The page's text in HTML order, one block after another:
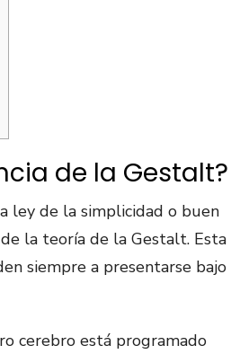
de la Gestalt?
ley de la simplicidad o buen
la teoría de la Gestalt. Esta
siempre a presentarse bajo
cerebro está programado